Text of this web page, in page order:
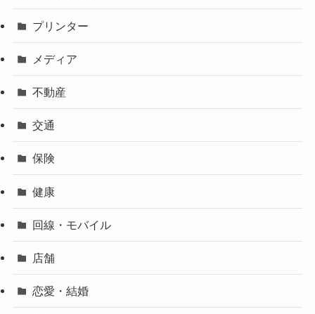
プリンター
メディア
不動産
交通
保険
健康
回線・モバイル
店舗
恋愛・結婚